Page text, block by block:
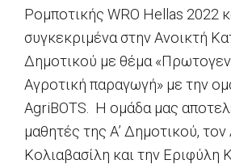
Ρομποτικής WRO Hellas 2022
συγκεκριμένα στην Ανοικτή
Δημοτικού με θέμα
Αγροτική παραγωγή» με την
AgriBOTS. Η ομάδα μας
μαθητές της Α’ Δημοτικού, τον
Κολιαβασίλη και την Εριφύλη